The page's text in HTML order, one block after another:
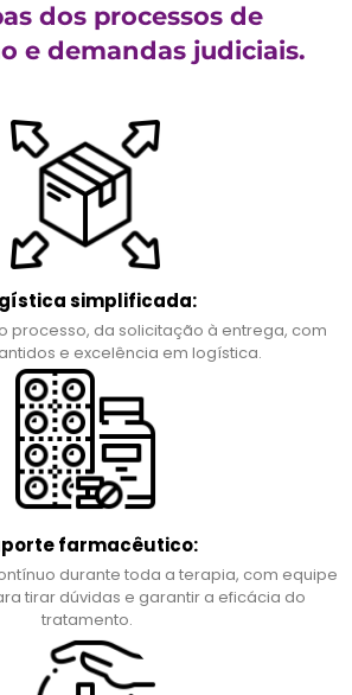
dos processos de
e demandas judiciais.
simplificada:
processo, da solicitação à entrega, com
e excelência em logística.
farmacêutico:
durante toda a terapia, com equipe
tirar dúvidas e garantir a eficácia do
tratamento.